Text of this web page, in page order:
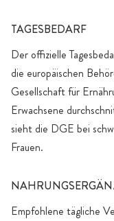
TAGESBEDARF
Der offizielle
die europäischen
Gesellschaft für
Erwachsene
sieht die DGE bei
Frauen.
Empfohlene tägliche